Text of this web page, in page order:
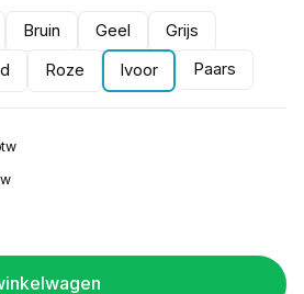
Bruin Geel
Grijs
Roze Ivoor Paars